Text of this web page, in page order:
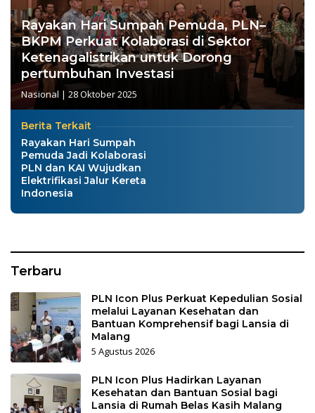
Rayakan Hari Sumpah Pemuda, PLN–
BKPM Perkuat Kolaborasi di Sektor
Ketenagalistrikan untuk Dorong
pertumbuhan Investasi
Nasional | 28 Oktober 2025
Berita Terkait
Rayakan Hari Sumpah
Pemuda Jadi Kolaborasi
PLN dan KAI Wujudkan
Elektrifikasi Jalur Kereta
Indonesia
Terbaru
PLN Icon Plus Perkuat Kepedulian Sosial
melalui Layanan Kesehatan dan
Bantuan Komprehensif bagi Lansia di
Malang
5 Agustus 2026
PLN Icon Plus Hadirkan Layanan
Kesehatan dan Bantuan Sosial bagi
Lansia di Rumah Belas Kasih Malang